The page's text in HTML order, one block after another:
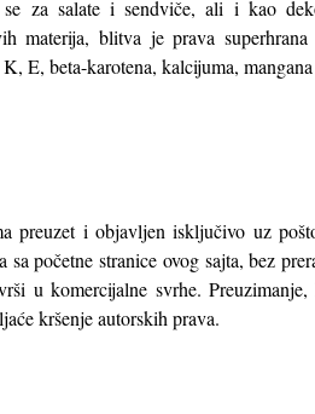
za salate i sendviče, ali i kao
materija, blitva je prava
E, beta-karotena, kalcijuma,
i objavljen isključivo uz
početne stranice ovog sajta, bez
u komercijalne svrhe.
kršenje autorskih prava.